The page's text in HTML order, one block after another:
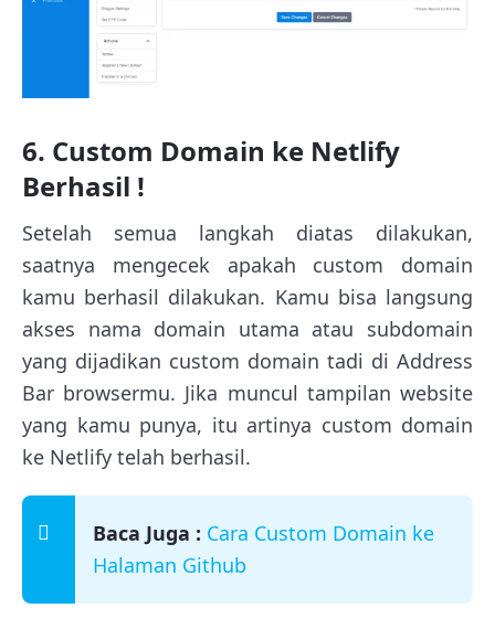
6. Custom Domain ke Netlify
Berhasil !
Setelah semua langkah diatas dilakukan,
saatnya mengecek apakah custom domain
kamu berhasil dilakukan. Kamu bisa langsung
akses nama domain utama atau subdomain
yang dijadikan custom domain tadi di Address
Bar browsermu. Jika muncul tampilan website
yang kamu punya, itu artinya custom domain
ke Netlify telah berhasil.
Baca Juga : Cara Custom Domain ke
Halaman Github